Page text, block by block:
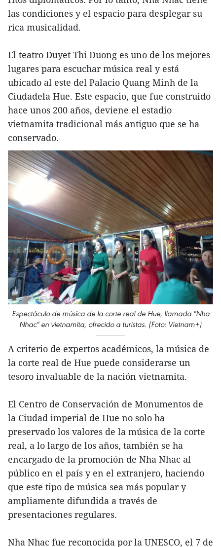
las condiciones y el espacio para desplegar su
rica musicalidad.
El teatro Duyet Thi Duong es uno de los mejores
lugares para escuchar música real y está
ubicado al este del Palacio Quang Minh de la
Ciudadela Hue. Este espacio, que fue construido
hace unos 200 años, deviene el estadio
vietnamita tradicional más antiguo que se ha
conservado.
Espectáculo de música de la corte real de Hue, llamada "Nha
Nhac" en vietnamita, ofrecido a turistas. (Foto: Vietnam+)
A criterio de expertos académicos, la música de
la corte real de Hue puede considerarse un
tesoro invaluable de la nación vietnamita.
El Centro de Conservación de Monumentos de
la Ciudad imperial de Hue no solo ha
preservado los valores de la música de la corte
real, a lo largo de los años, también se ha
encargado de la promoción de Nha Nhac al
público en el país y en el extranjero, haciendo
que este tipo de música sea más popular y
ampliamente difundida a través de
presentaciones regulares.
Nha Nhac fue reconocida por la UNESCO, el 7 de